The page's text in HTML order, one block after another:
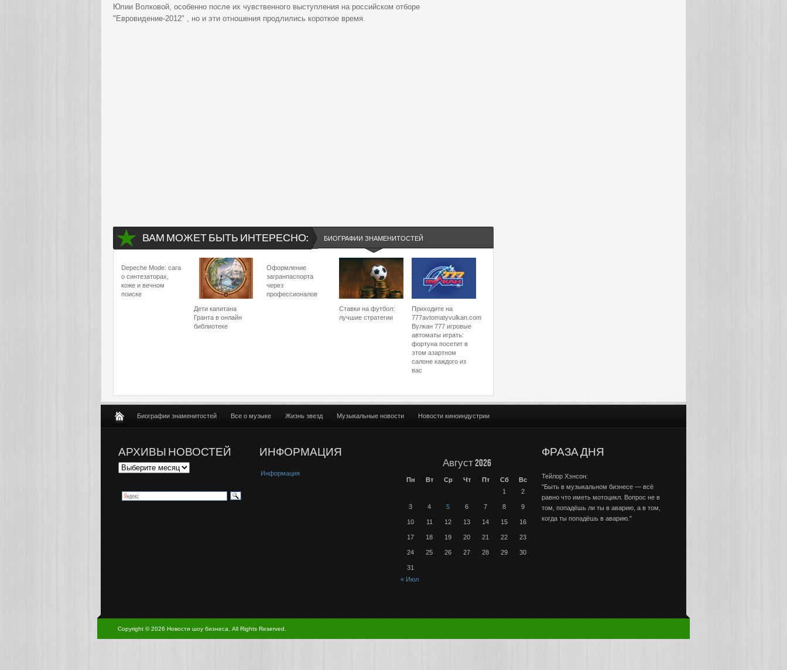
Юлии Волковой, особенно после их чувственного выступления на российском отборе
"Евровидение-2012" , но и эти отношения продлились короткое время.
ВАМ МОЖЕТ БЫТЬ ИНТЕРЕСНО: БИОГРАФИИ ЗНАМЕНИТОСТЕЙ
Depeche Mode: сага
о синтезаторах,
коже и вечном
поиске
Дети капитана
Гранта в онлайн
библиотеке
Оформление
загранпаспорта
через
профессионалов
Ставки на футбол:
лучшие стратегии
Приходите на
777avtomatyvulkan.com
Вулкан 777 игровые
автоматы играть:
фортуна посетит в
этом азартном
салоне каждого из
вас
Биографии знаменитостей Все о музыке Жизнь звезд Музыкальные новости Новости киноиндустрии
АРХИВЫ НОВОСТЕЙ ИНФОРМАЦИЯ
Информация
Август 2026
Пн Вт Ср Чт Пт Сб
Вс
1
2
3 4 5 6 7 8 9
10 11 12 13 14 15 16
17 18 19 20 21 22 23
24 25 26 27 28 29 30
31
« Июл
ФРАЗА ДНЯ
Тейлор Хэнсон:
"Быть в музыкальном бизнесе — всё
равно что иметь мотоцикл. Вопрос не в
том, попадёшь ли ты в аварию, а в том,
когда ты попадёшь в аварию."
Copyright © 2026 Новости шоу бизнеса, All Rights Reserved.